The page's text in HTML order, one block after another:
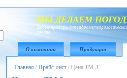
МЫ ДЕЛАЕМ
Любые приборы для
прочие
О компании Продукция
Главная / Прайс-лист / Цена ТМ-3